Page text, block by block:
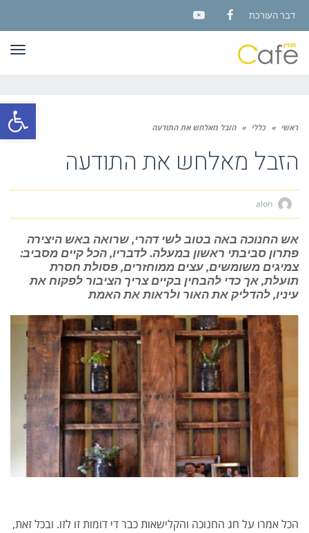
פתח
דבר העורכת
Facebook
YouTube
ראשי » כללי » הזבל מאלחש את התודעה
הזבל מאלחש את התודעה
אש החנוכה באה בטוב לשי דהרי, שרואה באש היצירה
פתרון סביבתי ראשון במעלה. לדבריו, הכל קיים מסביב:
צמיגים משומשים, עצים ממוחזרים, פסולת חסרת
תועלת, אך כדי להבחין בקיים צריך הציבור לפקוח את
עיניו, להדליק את האור ולראות את האמת
הכל אמרו על חג החנוכה והקלישאות כבר די דומות זו לזו. ובכל זאת,